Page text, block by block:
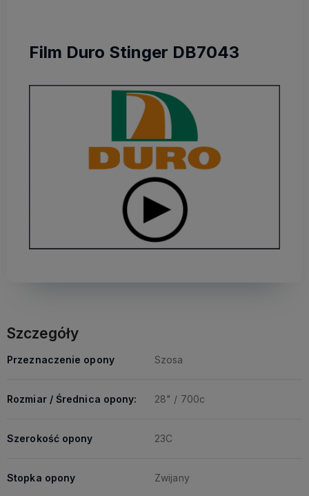
Film Duro Stinger DB7043
Szczegóły
Przeznaczenie opony Szosa
Rozmiar / Średnica opony: 28" / 700c
Szerokość opony 23C
Stopka opony Zwijany